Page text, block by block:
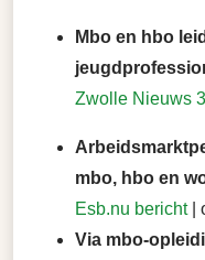
Mbo en hbo
Zwolle Nieuws
mbo, hbo en
Esb.nu bericht|
Via mbo-